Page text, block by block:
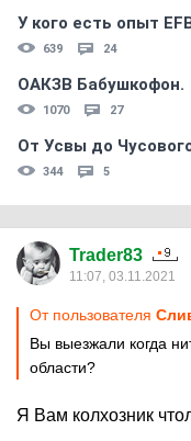
У кого есть опыт
639 24
ОАКЗВ Бабушкофон.
1070 27
От Усвы до
344 5
Trader83
11:07, 03.11.2021
От пользователя
Вы выезжали когда
области?
Я Вам колхозник